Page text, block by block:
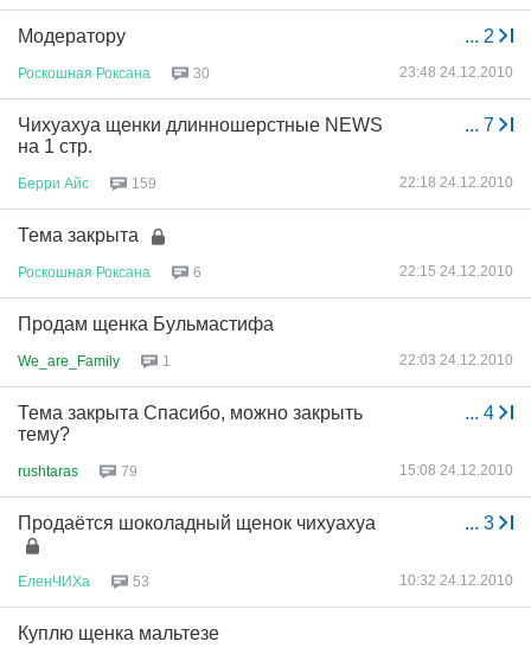
... 2
Модератору
Роскошная Роксана 30 23:48 24.12.2010
... 7
Чихуахуа щенки длинношерстные NEWS
на 1 стр.
Берри Айс 159 22:18 24.12.2010
Тема закрыта
Роскошная Роксана 6 22:15 24.12.2010
Продам щенка Бульмастифа
We_are_Family 1 22:03 24.12.2010
... 4
Тема закрыта Спасибо, можно закрыть
тему?
rushtaras 79 15:08 24.12.2010
... 3
Продаётся шоколадный щенок чихуахуа
ЕленЧИХа 53 10:32 24.12.2010
Куплю щенка мальтезе